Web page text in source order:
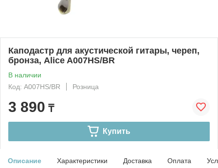
Каподастр для акустической гитары, череп,
бронза, Alice A007HS/BR
В наличии
Код: A007HS/BR
Розница
3 890 ₸
Купить
Описание Характеристики Доставка Оплата